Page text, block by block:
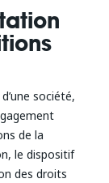
société,
de la
le dispositif
des droits